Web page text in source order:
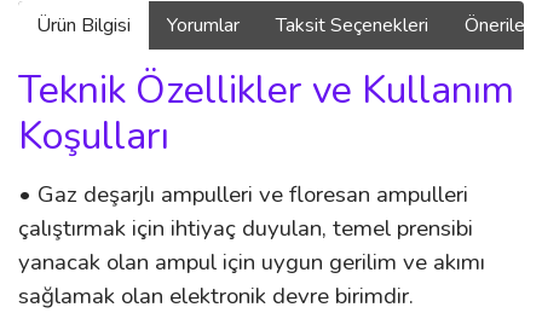
Ürün Bilgisi Yorumlar Taksit Seçenekleri
Teknik Özellikler ve Kullanım
Koşulları
• Gaz deşarjlı ampulleri ve floresan ampulleri
çalıştırmak için ihtiyaç duyulan, temel prensibi
yanacak olan ampul için uygun gerilim ve akımı
sağlamak olan elektronik devre birimdir.